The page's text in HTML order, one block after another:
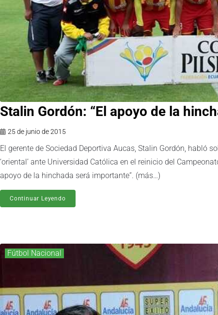
25 de junio de 2015
El gerente de Sociedad Deportiva Aucas, Stalin Gordón, habló
‘oriental’ ante Universidad Católica en el reinicio del
apoyo de la hinchada será importante”. (más…)
Continuar Leyendo
Fútbol Nacional